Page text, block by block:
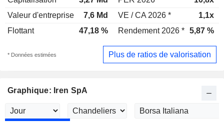
Valeur d'entreprise
7,6 Md VE / CA 2026 *
1,1x
Flottant
47,18 % Rendement 2026 * 5,87 %
* Données estimées Plus de ratios de valorisation
Graphique: Iren SpA